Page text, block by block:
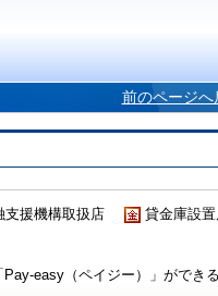
前のページへ
援機構取扱店
貸金庫設置
easy（ペイジー）」ができ